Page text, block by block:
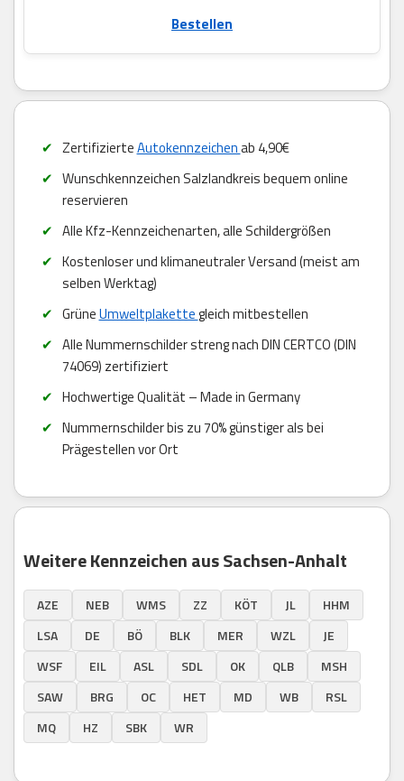
Bestellen
ZertifizierteAutokennzeichenab 4,90€
Wunschkennzeichen Salzlandkreis bequem online
reservieren
Alle Kfz-Kennzeichenarten, alle Schildergrößen
Kostenloser und klimaneutraler Versand (meist am
selben Werktag)
GrüneUmweltplakettegleich mitbestellen
Alle Nummernschilder streng nach DIN CERTCO (DIN
74069) zertifiziert
Hochwertige Qualität – Made in Germany
Nummernschilder bis zu 70% günstiger als bei
Prägestellen vor Ort
Weitere Kennzeichen aus Sachsen-Anhalt
AZE NEB WMS ZZ KÖT JL
HHM
LSA
DE BÖ BLK MER WZL
JE
WSF
EIL ASL SDL OK QLB
MSH
SAW
BRG OC HET MD WB
RSL
MQ
HZ SBK WR